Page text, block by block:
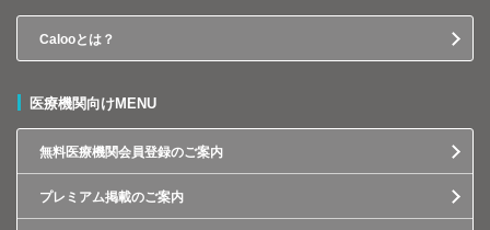
Calooとは？
医療機関向けMENU
無料医療機関会員登録のご案内
プレミアム掲載のご案内